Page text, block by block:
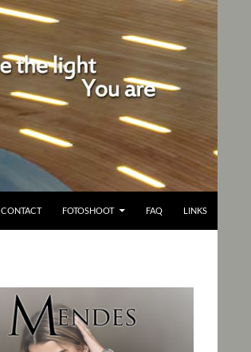
CONTACT FOTOSHOOT FAQ LINKS